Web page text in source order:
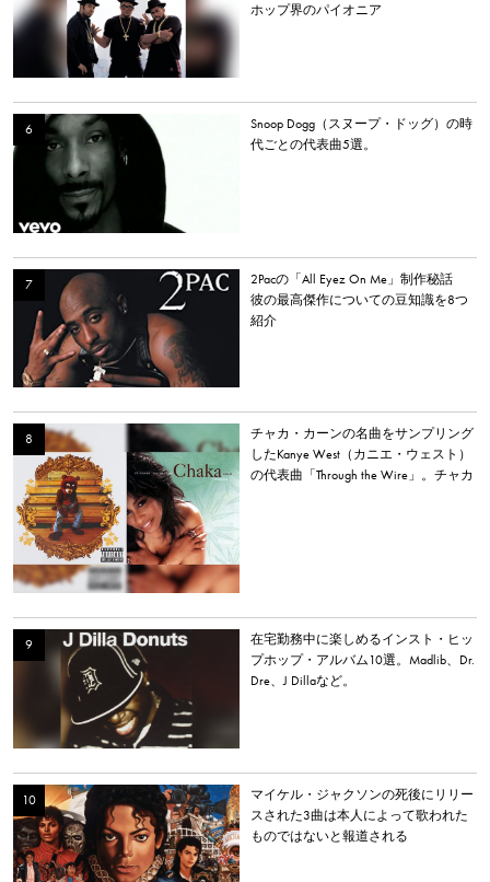
ホップ界のパイオニア
Snoop Dogg（スヌープ・ドッグ）の時
代ごとの代表曲5選。
2Pacの「All Eyez On Me」制作秘話
彼の最高傑作についての豆知識を8つ
紹介
チャカ・カーンの名曲をサンプリング
したKanye West（カニエ・ウェスト）
の代表曲「Through the Wire」。チャカ
在宅勤務中に楽しめるインスト・ヒッ
プホップ・アルバム10選。Madlib、Dr.
Dre、J Dillaなど。
マイケル・ジャクソンの死後にリリー
スされた3曲は本人によって歌われた
ものではないと報道される